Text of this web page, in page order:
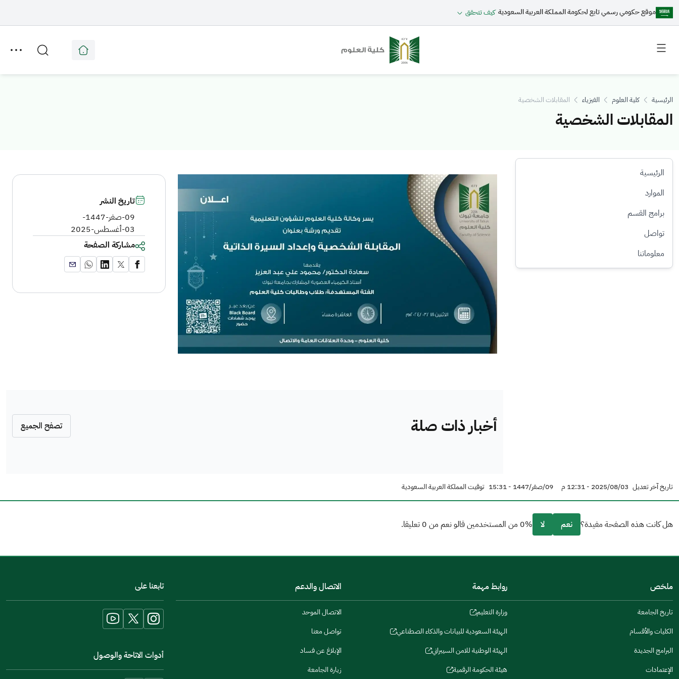
موقع حكومي رسمي تابع لحكومة المملكة العربية السعودية كيف تتحقق
Toggle
menu
Toggle
menu
الرئيسية كلية العلوم الفيزياء المقابلات الشخصية
المقابلات الشخصية
الرئيسية
الموارد
برامج القسم
تواصل
معلوماتنا
الصورة
تاريخ النشر
09-صفر-1447
-
03-أغسطس-2025
مشاركة الصفحة
أخبار ذات صلة تصفح الجميع
تاريخ آخر تعديل 2025/08/03 - 12:31 م 09/صفر/1447 - 15:31 توقيت المملكة العربية السعودية
هل كانت هذه الصفحة مفيدة؟ نعم لا 0% من المستخدمين قالو نعم من 0 تعليقا.
مكتوبة بشكل جيد
الإجابات كانت مرتبطة
تصميمه يجعله سهل القراءة
أخرى
كانت مفيدة
اخبرنا عن تجربتك في هذه الخدمة ملخص
تاريخ الجامعة
الكليات والأقسام
البرامج الجديدة
الإعتمادات
روابط مهمة
وزارة التعليم
(opens
new
window)
الهيئة السعودية للبيانات والذكاء الصطناعي
(opens
new
الهيئة الوطنية للامن السيبراني
(opens
هيئة الحكومة الرقمية
(opens
الاتصال والدعم
الاتصال الموحد
تواصل معنا
الإبلاغ عن فساد
زيارة الجامعة
تابعنا على
أدوات الاتاحة والوصول